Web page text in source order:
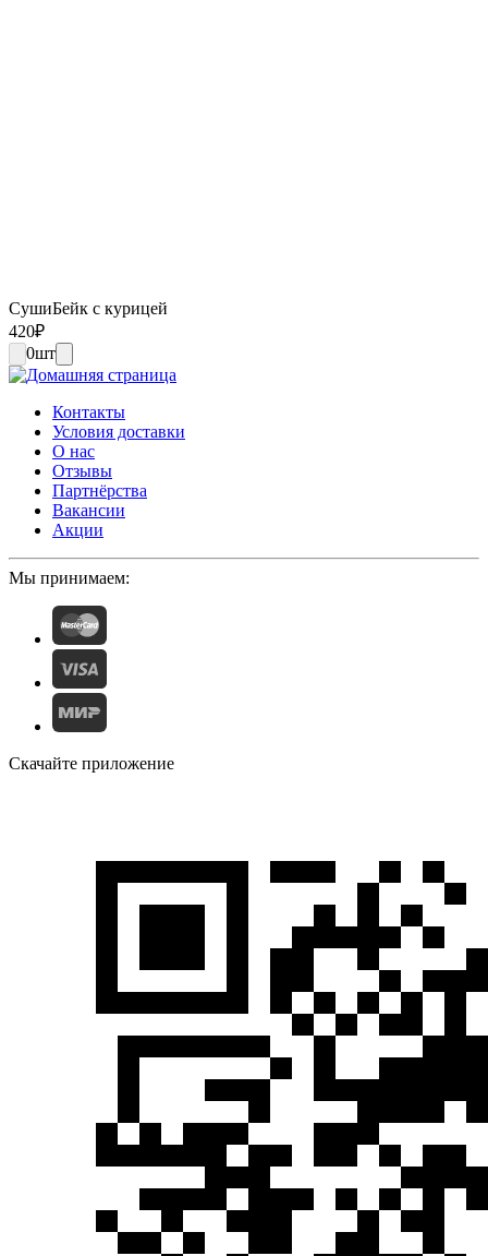
СушиБейк с курицей
420₽
0шт
Контакты
Условия доставки
О нас
Отзывы
Партнёрства
Вакансии
Акции
Мы принимаем:
Скачайте приложение